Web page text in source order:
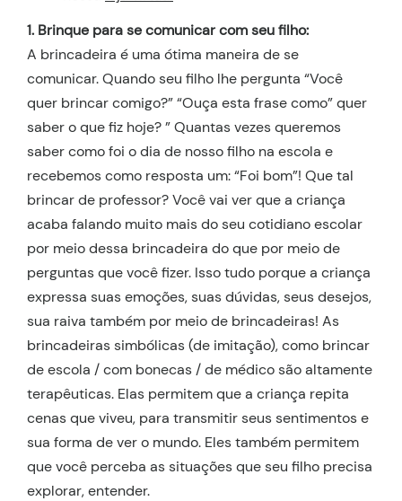
1. Brinque para se comunicar com seu filho:
A brincadeira é uma ótima maneira de se
comunicar. Quando seu filho lhe pergunta “Você
quer brincar comigo?” “Ouça esta frase como” quer
saber o que fiz hoje? ” Quantas vezes queremos
saber como foi o dia de nosso filho na escola e
recebemos como resposta um: “Foi bom”! Que tal
brincar de professor? Você vai ver que a criança
acaba falando muito mais do seu cotidiano escolar
por meio dessa brincadeira do que por meio de
perguntas que você fizer. Isso tudo porque a criança
expressa suas emoções, suas dúvidas, seus desejos,
sua raiva também por meio de brincadeiras! As
brincadeiras simbólicas (de imitação), como brincar
de escola / com bonecas / de médico são altamente
terapêuticas. Elas permitem que a criança repita
cenas que viveu, para transmitir seus sentimentos e
sua forma de ver o mundo. Eles também permitem
que você perceba as situações que seu filho precisa
explorar, entender.